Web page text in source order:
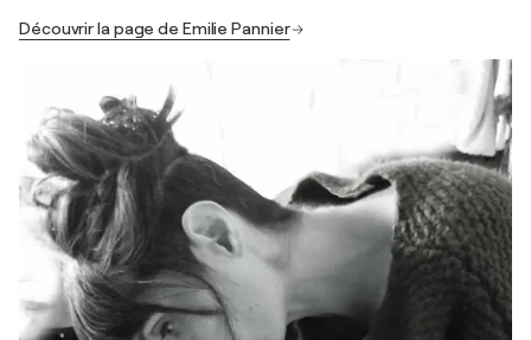
Découvrir la page de Emilie Pannier